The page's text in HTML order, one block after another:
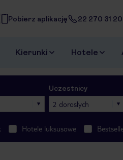
Pobierz aplikację 22 270 31 20
Kierunki Hotele
Uczestnicy
2 dorosłych
Hotele luksusowe